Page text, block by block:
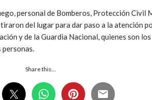
personal de Bomberos, Protección Civil
del lugar para dar paso a la atención
y de la Guardia Nacional, quienes son los
personas.
Share this…